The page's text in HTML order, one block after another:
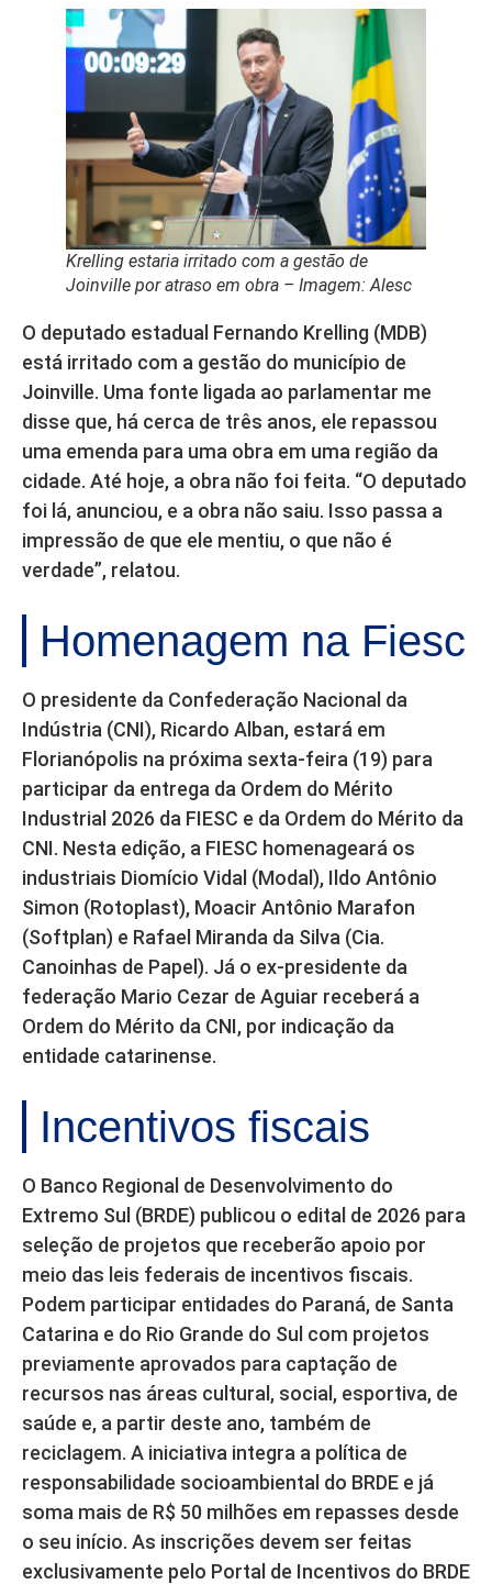
Krelling estaria irritado com a gestão de
Joinville por atraso em obra – Imagem: Alesc
O deputado estadual Fernando Krelling (MDB)
está irritado com a gestão do município de
Joinville. Uma fonte ligada ao parlamentar me
disse que, há cerca de três anos, ele repassou
uma emenda para uma obra em uma região da
cidade. Até hoje, a obra não foi feita. “O deputado
foi lá, anunciou, e a obra não saiu. Isso passa a
impressão de que ele mentiu, o que não é
verdade”, relatou.
Homenagem na Fiesc
O presidente da Confederação Nacional da
Indústria (CNI), Ricardo Alban, estará em
Florianópolis na próxima sexta-feira (19) para
participar da entrega da Ordem do Mérito
Industrial 2026 da FIESC e da Ordem do Mérito da
CNI. Nesta edição, a FIESC homenageará os
industriais Diomício Vidal (Modal), Ildo Antônio
Simon (Rotoplast), Moacir Antônio Marafon
(Softplan) e Rafael Miranda da Silva (Cia.
Canoinhas de Papel). Já o ex-presidente da
federação Mario Cezar de Aguiar receberá a
Ordem do Mérito da CNI, por indicação da
entidade catarinense.
Incentivos fiscais
O Banco Regional de Desenvolvimento do
Extremo Sul (BRDE) publicou o edital de 2026 para
seleção de projetos que receberão apoio por
meio das leis federais de incentivos fiscais.
Podem participar entidades do Paraná, de Santa
Catarina e do Rio Grande do Sul com projetos
previamente aprovados para captação de
recursos nas áreas cultural, social, esportiva, de
saúde e, a partir deste ano, também de
reciclagem. A iniciativa integra a política de
responsabilidade socioambiental do BRDE e já
soma mais de R$ 50 milhões em repasses desde
o seu início. As inscrições devem ser feitas
exclusivamente pelo Portal de Incentivos do BRDE